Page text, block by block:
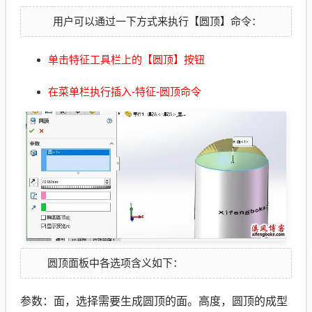
用户可以通过一下方式来执行【圆顶】命令：
单击特征工具栏上的【圆顶】按钮
在菜单栏执行插入-特征-圆顶命令
圆顶面板中各选项含义如下：
参数：面，选择需要生成圆顶的面。高度，圆顶的成型